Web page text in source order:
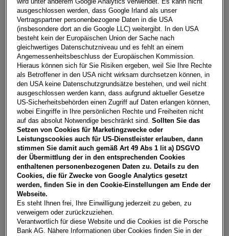
pro Monat
Laufzeit
60 Monate
pro Jahr
15.000 km
Eigenleistung
€5.000
Händler kontaktieren
Online-Abschluss anfragen
**Freibleibendes Musterangebot für Restwert Leasing inkl.
USt, NoVA, zzgl. gesetzl. Vertragsgebühr EUR 148,06 und
Bearbeitungskosten EUR 0,00. Gesamtleasingbetrag EUR
27.990,00, Restwert EUR 12.346,20, Sollzinssatz 7,28%
variabel, Effektivzinssatz 8,41% variabel, Gesamtbetrag EUR
34.928,46. Ihr Verkaufsberater freut sich darauf, Ihnen ein
individuelles Angebot erstellen zu können.
Teilen PDF herunterladen
Weitere Infos & Daten
wird unter anderem Google Analytics verwendet. Es kann nicht
ausgeschlossen werden, dass Google Irland als unser
Vertragspartner personenbezogene Daten in die USA
(insbesondere dort an die Google LLC) weitergibt. In den USA
besteht kein der Europäischen Union der Sache nach
gleichwertiges Datenschutzniveau und es fehlt an einem
Angemessenheitsbeschluss der Europäischen Kommission.
Hieraus können sich für Sie Risiken ergeben, weil Sie Ihre Rechte
als Betroffener in den USA nicht wirksam durchsetzen können, in
den USA keine Datenschutzgrundsätze bestehen, und weil nicht
ausgeschlossen werden kann, dass aufgrund aktueller Gesetze
US-Sicherheitsbehörden einen Zugriff auf Daten erlangen können,
wobei Eingriffe in Ihre persönlichen Rechte und Freiheiten nicht
auf das absolut Notwendige beschränkt sind.Sollten Sie das
Setzen von Cookies für Marketingzwecke oder
Leistungscookies auch für US-Dienstleister erlauben, dann
stimmen Sie damit auch gemäß Art 49 Abs 1 lit a) DSGVO
der Übermittlung der in den entsprechenden Cookies
enthaltenen personenbezogenen Daten zu. Details zu den
Cookies, die für Zwecke von Google Analytics gesetzt
werden, finden Sie in den Cookie-Einstellungen am Ende der
Webseite.
Es steht Ihnen frei, Ihre Einwilligung jederzeit zu geben, zu
verweigern oder zurückzuziehen.
Verantwortlich für diese Website und die Cookies ist die Porsche
Bank AG. Nähere Informationen über Cookies finden Sie in der